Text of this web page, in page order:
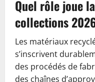
Quel rôle joue
collections
Les matériaux
s’inscrivent
des procédés de
des chaînes